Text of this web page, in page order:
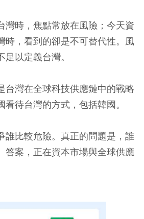
灣時，焦點常放在風險；今天資
時，看到的卻是不可替代性。風
以定義台灣。
台灣在全球科技供應鏈中的戰略
待台灣的方式，包括韓國。
誰比較危險。真正的問題是，誰
答案，正在資本市場與全球供應